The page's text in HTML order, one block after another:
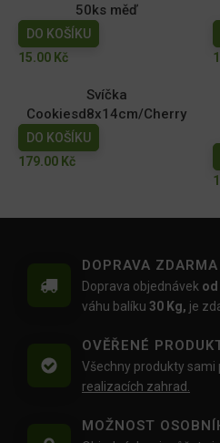
50ks měď
DO KOŠÍKU
15.00 Kč
Svíčka
Cookiesd8x14cm/Cherry
DO KOŠÍKU
179.00 Kč
DOPRAVA
Doprava objednávek od
váhu balíku 30 Kg, je
OVĚŘENÉ
Všechny produkty sami
realizacích zahrad.
MOŽNOST